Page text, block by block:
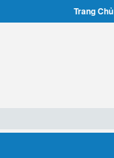
Trang Chủ